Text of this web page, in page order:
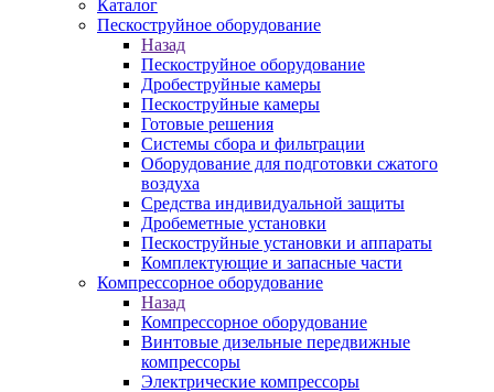
Каталог
Пескоструйное оборудование
Назад
Пескоструйное оборудование
Дробеструйные камеры
Пескоструйные камеры
Готовые решения
Системы сбора и фильтрации
Оборудование для подготовки сжатого
воздуха
Средства индивидуальной защиты
Дробеметные установки
Пескоструйные установки и аппараты
Комплектующие и запасные части
Компрессорное оборудование
Назад
Компрессорное оборудование
Винтовые дизельные передвижные
компрессоры
Электрические компрессоры